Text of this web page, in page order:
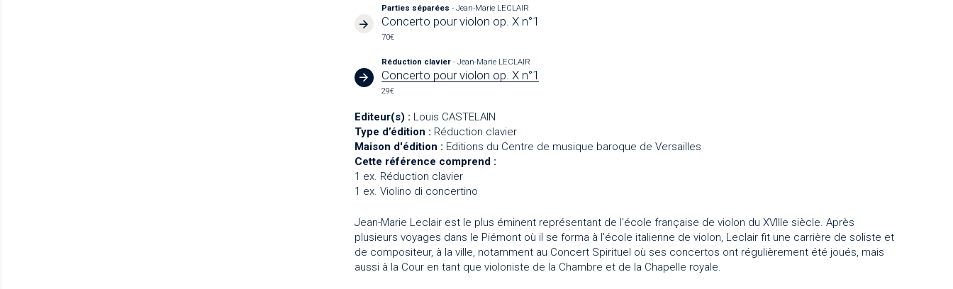
Parties séparées- Jean-Marie LECLAIR
Concerto pour violon op. X n°1
70€
Réduction clavier- Jean-Marie LECLAIR
Concerto pour violon op. X n°1
29€
Editeur(s) : Louis CASTELAIN
Type d’édition : Réduction clavier
Maison d'édition : Editions du Centre de musique baroque de Versailles
Cette référence comprend :
1 ex. Réduction clavier
1 ex. Violino di concertino
Jean-Marie Leclair est le plus éminent représentant de l'école française de violon du XVIIIe siècle. Après
plusieurs voyages dans le Piémont où il se forma à l'école italienne de violon, Leclair fit une carrière de soliste et
de compositeur, à la ville, notamment au Concert Spirituel où ses concertos ont régulièrement été joués, mais
aussi à la Cour en tant que violoniste de la Chambre et de la Chapelle royale.